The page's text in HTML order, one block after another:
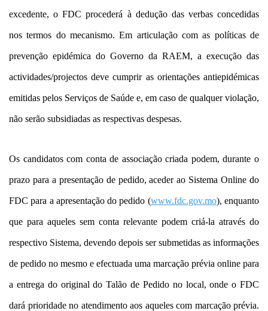
excedente, o FDC procederá à dedução das verbas concedidas
nos termos do mecanismo. Em articulação com as políticas de
prevenção epidémica do Governo da RAEM, a execução das
actividades/projectos deve cumprir as orientações antiepidémicas
emitidas pelos Serviços de Saúde e, em caso de qualquer violação,
não serão subsidiadas as respectivas despesas.
Os candidatos com conta de associação criada podem, durante o
prazo para a presentação de pedido, aceder ao Sistema Online do
FDC para a apresentação do pedido (www.fdc.gov.mo), enquanto
que para aqueles sem conta relevante podem criá-la através do
respectivo Sistema, devendo depois ser submetidas as informações
de pedido no mesmo e efectuada uma marcação prévia online para
a entrega do original do Talão de Pedido no local, onde o FDC
dará prioridade no atendimento aos aqueles com marcação prévia.